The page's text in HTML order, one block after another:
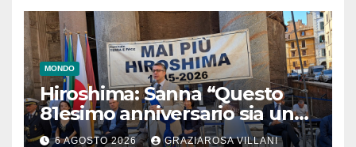
MONDO
Hiroshima: Sanna “Questo
81esimo anniversario sia un
monito per tutti”
6 AGOSTO 2026 GRAZIAROSA VILLANI